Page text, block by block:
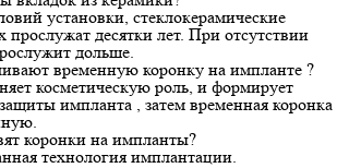
установки, стеклокерамические
прослужат десятки лет. При отсутствии
дольше.
временную коронку на импланте ?
косметическую роль, и формирует
импланта , затем временная коронка
коронки на импланты?
технология имплантации.